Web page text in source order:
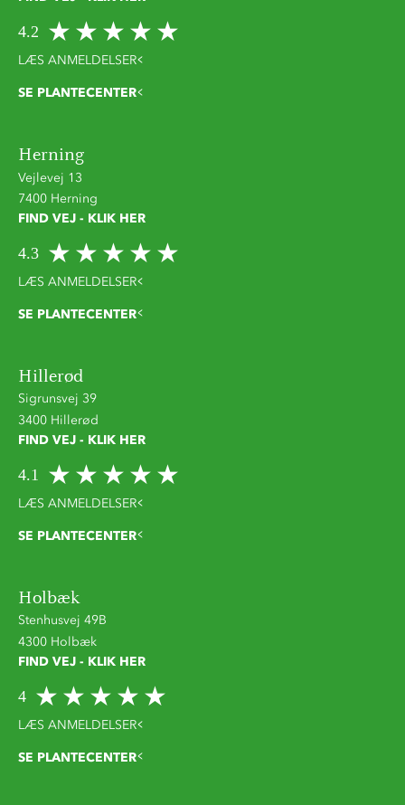
4.2
LÆS ANMELDELSER
SE PLANTECENTER
Herning
Vejlevej 13
7400 Herning
FIND VEJ - KLIK HER
4.3
LÆS ANMELDELSER
SE PLANTECENTER
Hillerød
Sigrunsvej 39
3400 Hillerød
FIND VEJ - KLIK HER
4.1
LÆS ANMELDELSER
SE PLANTECENTER
Holbæk
Stenhusvej 49B
4300 Holbæk
FIND VEJ - KLIK HER
4
LÆS ANMELDELSER
SE PLANTECENTER